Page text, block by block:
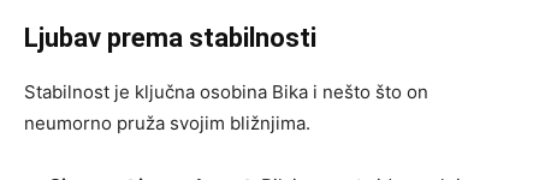
Ljubav prema stabilnosti
Stabilnost je ključna osobina Bika i nešto što on
neumorno pruža svojim bližnjima.